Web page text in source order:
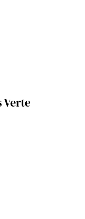
Sixties Verte